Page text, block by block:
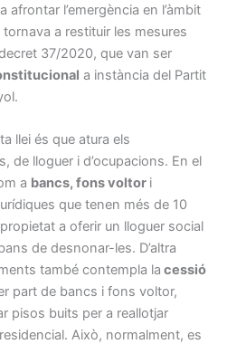
afrontar l’emergència en l’àmbit
a restituir les mesures
37/2020, que van ser
a instància del Partit
llei és que atura els
de lloguer i d’ocupacions. En el
a bancs, fons voltor i
que tenen més de 10
a oferir un lloguer social
de desnonar-les. D’altra
també contempla la cessió
part de bancs i fons voltor,
pisos buits per a reallotjar
Això, normalment, es